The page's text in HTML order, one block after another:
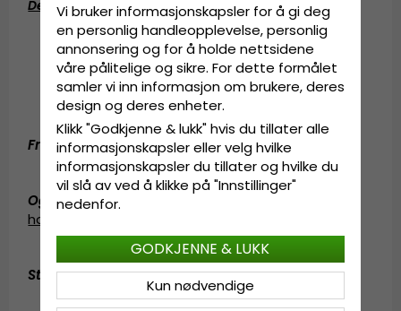
Detaljinformasjon:
12 centimeters krone.
10 centimeters brem.
Fremstilt av100 prosent strå.
Hattebånd av grosgrain.
Svedbånd av grosgrain.
Fremstilt av:100 prosent strå.
Også kjent som (AKA): stråhatt
fedora-
hatt
Størrelsesinformasjon:56 cm - 58 cm
Vi bruker informasjonskapsler for å gi deg
en personlig handleopplevelse, personlig
annonsering og for å holde nettsidene
våre pålitelige og sikre. For dette formålet
samler vi inn informasjon om brukere, deres
design og deres enheter.
Klikk "Godkjenne & lukk" hvis du tillater alle
informasjonskapsler eller velg hvilke
informasjonskapsler du tillater og hvilke du
vil slå av ved å klikke på "Innstillinger"
nedenfor.
Kun nødvendige
GODKJENNE & LUKK